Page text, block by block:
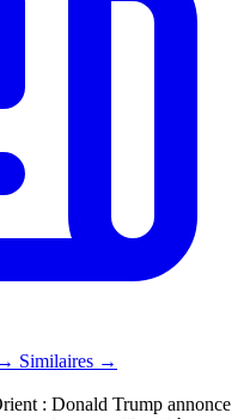
Similaires →